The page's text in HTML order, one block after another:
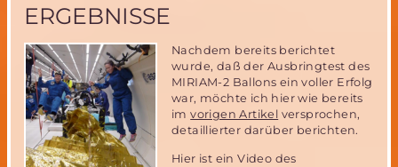
ERGEBNISSE
Nachdem bereits berichtet
wurde, daß der Ausbringtest des
MIRIAM-2 Ballons ein voller Erfolg
war, möchte ich hier wie bereits
imvorigen Artikel versprochen,
detaillierter darüber berichten.
Hier ist ein Video des